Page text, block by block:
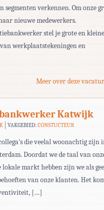
verkennen. Om onze
nieuwe medewerkers.
stel je grote en kleine
werkplaatstekeningen en
Meer over deze
Katwijk
VAKGEBIED:CONSTUCTEUR
die veelal woonachtig zijn
Doordat we de taal van
markt hebben zijn we als
van onze klanten. Het
[…]